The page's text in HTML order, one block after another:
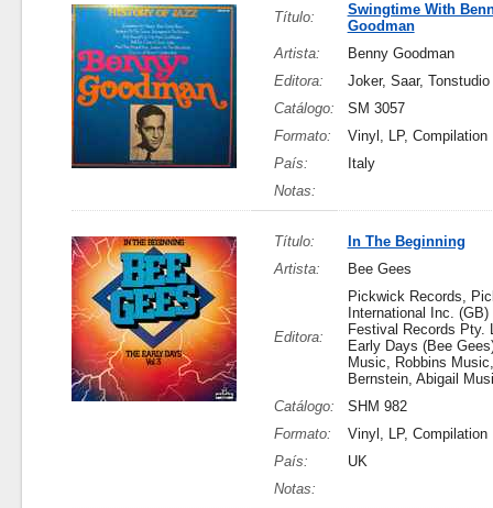
Título:
Swingtime With
Goodman
Artista:
Benny Goodman
Editora:
Joker, Saar,
Catálogo:
SM 3057
Formato:
Vinyl, LP, Compilation
País:
Italy
Notas:
Título:
In The Beginning
Artista:
Bee Gees
Editora:
Pickwick Records,
International Inc. (GB)
Festival Records Pty.
Early Days (Bee
Music, Robbins
Bernstein, Abigail
Catálogo:
SHM 982
Formato:
Vinyl, LP, Compilation
País:
UK
Notas: